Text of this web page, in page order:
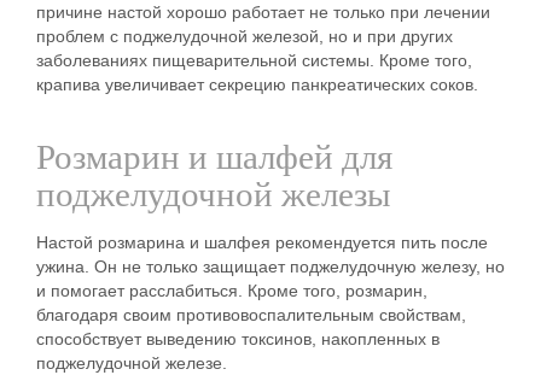
причине настой хорошо работает не только при лечении
проблем с поджелудочной железой, но и при других
заболеваниях пищеварительной системы. Кроме того,
крапива увеличивает секрецию панкреатических соков.
Розмарин и шалфей для
поджелудочной железы
Настой розмарина и шалфея рекомендуется пить после
ужина. Он не только защищает поджелудочную железу, но
и помогает расслабиться. Кроме того, розмарин,
благодаря своим противовоспалительным свойствам,
способствует выведению токсинов, накопленных в
поджелудочной железе.